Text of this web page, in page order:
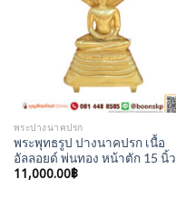
พระปางนาคปรก
พระพุทธรูป ปางนาคปรก เนื้อ
อัลลอยด์ พ่นทอง หน้าตัก 15 นิ้ว
11,000.00฿